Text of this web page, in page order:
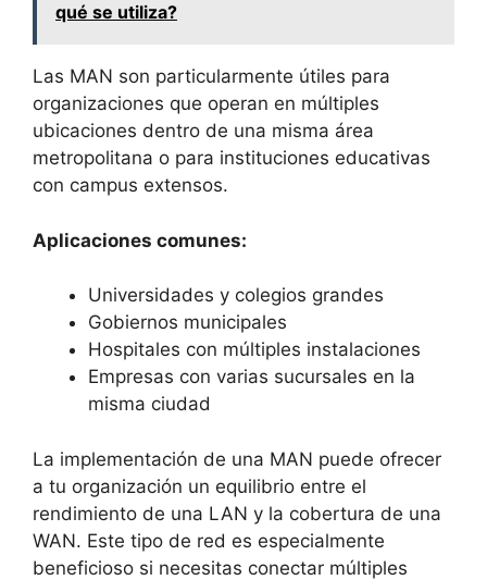
qué se utiliza?
Las MAN son particularmente útiles para
organizaciones que operan en múltiples
ubicaciones dentro de una misma área
metropolitana o para instituciones educativas
con campus extensos.
Aplicaciones comunes:
Universidades y colegios grandes
Gobiernos municipales
Hospitales con múltiples instalaciones
Empresas con varias sucursales en la
misma ciudad
La implementación de una MAN puede ofrecer
a tu organización un equilibrio entre el
rendimiento de una LAN y la cobertura de una
WAN. Este tipo de red es especialmente
beneficioso si necesitas conectar múltiples